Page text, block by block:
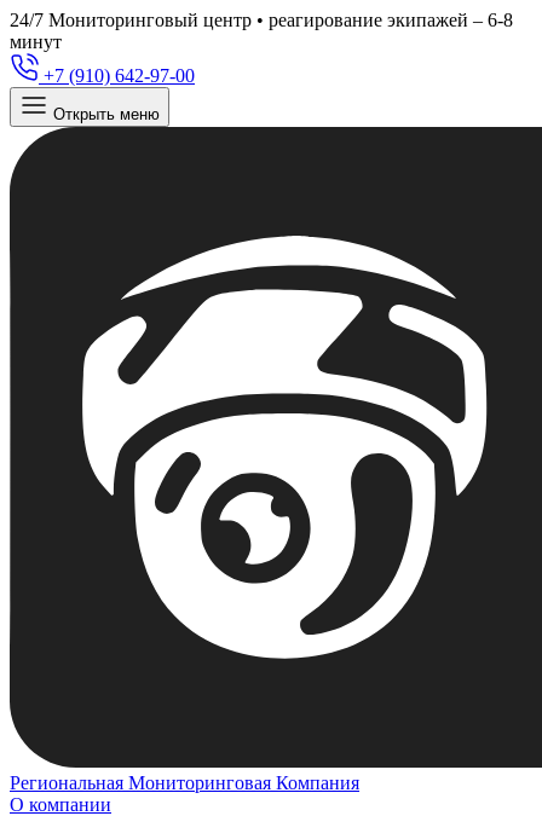
24/7 Мониторинговый центр • реагирование экипажей – 6-8
минут
+7 (910) 642-97-00
Открыть меню
Региональная Мониторинговая Компания
О компании